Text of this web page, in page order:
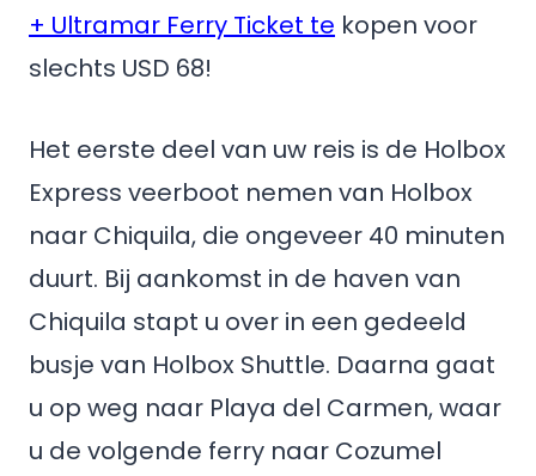
+ Ultramar Ferry Ticket te kopen voor
slechts USD 68!
Het eerste deel van uw reis is de Holbox
Express veerboot nemen van Holbox
naar Chiquila, die ongeveer 40 minuten
duurt. Bij aankomst in de haven van
Chiquila stapt u over in een gedeeld
busje van Holbox Shuttle. Daarna gaat
u op weg naar Playa del Carmen, waar
u de volgende ferry naar Cozumel